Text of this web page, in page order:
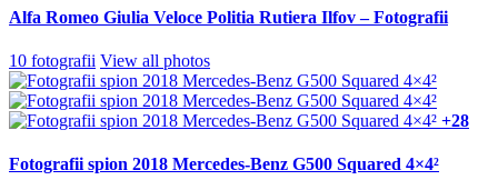
Alfa Romeo Giulia Veloce Politia Rutiera Ilfov – Fotografii
10 fotografii View all photos
+28
Fotografii spion 2018 Mercedes-Benz G500 Squared 4×4²